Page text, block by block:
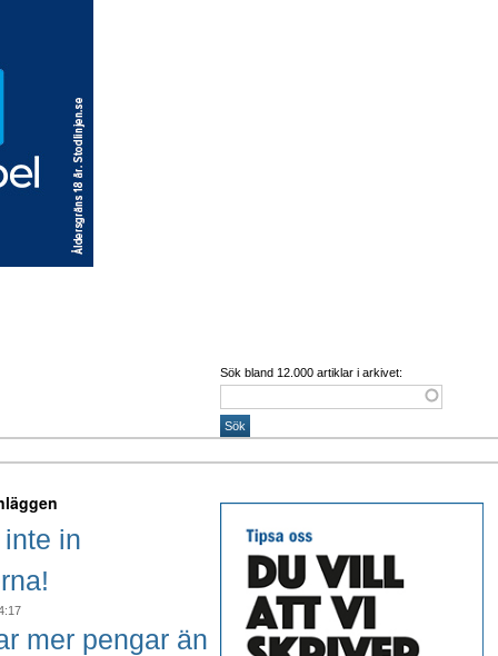
Sök bland 12.000 artiklar i arkivet:
in
mer pengar än